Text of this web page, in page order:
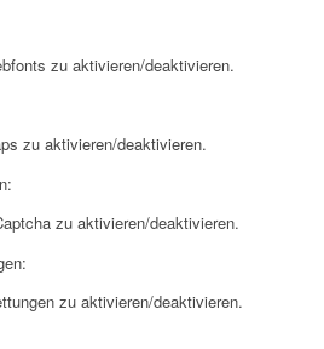
zu aktivieren/deaktivieren.
zu aktivieren/deaktivieren.
zu aktivieren/deaktivieren.
zu aktivieren/deaktivieren.